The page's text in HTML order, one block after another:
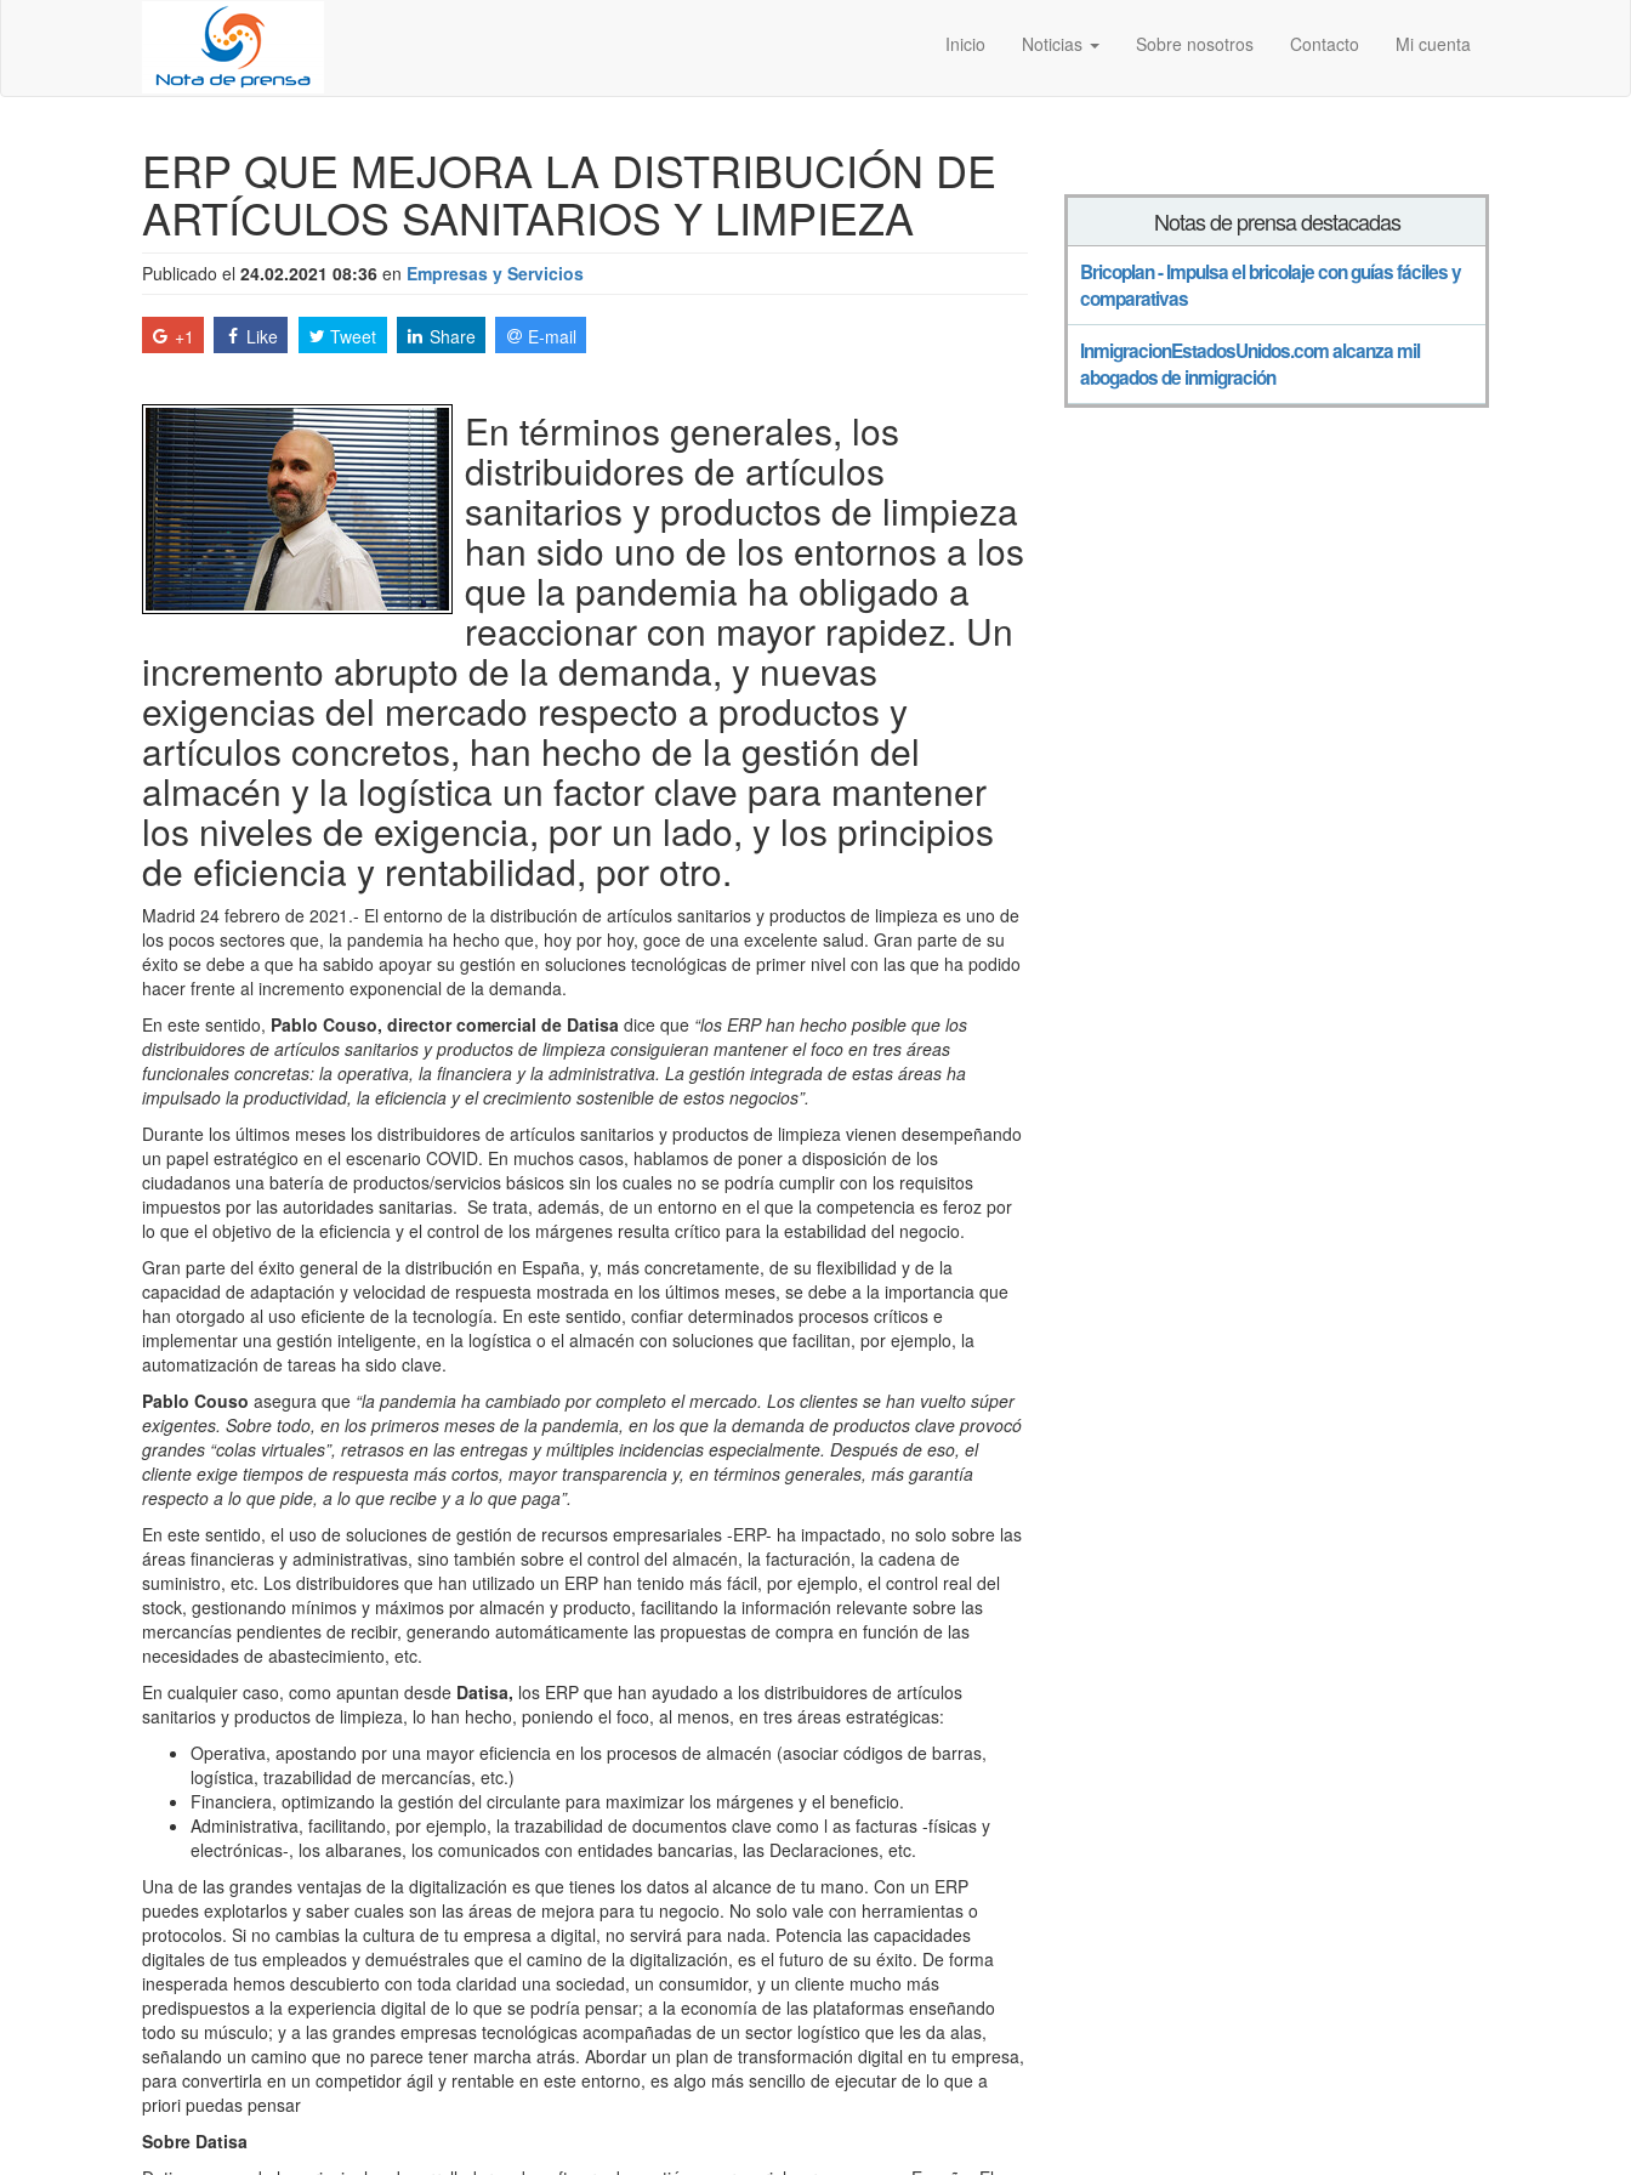
Inicio Noticias Sobre nosotros Contacto Mi cuenta
ERP QUE MEJORA LA DISTRIBUCIÓN DE
ARTÍCULOS SANITARIOS Y LIMPIEZA
Publicado el 24.02.2021 08:36 en Empresas y Servicios
+1 Like Tweet Share E-mail
En términos generales, los
distribuidores de artículos
sanitarios y productos de limpieza
han sido uno de los entornos a los
que la pandemia ha obligado a
reaccionar con mayor rapidez. Un
incremento abrupto de la demanda, y nuevas
exigencias del mercado respecto a productos y
artículos concretos, han hecho de la gestión del
almacén y la logística un factor clave para mantener
los niveles de exigencia, por un lado, y los principios
de eficiencia y rentabilidad, por otro.
Madrid 24 febrero de 2021.- El entorno de la distribución de artículos sanitarios y productos de limpieza es uno de
los pocos sectores que, la pandemia ha hecho que, hoy por hoy, goce de una excelente salud. Gran parte de su
éxito se debe a que ha sabido apoyar su gestión en soluciones tecnológicas de primer nivel con las que ha podido
hacer frente al incremento exponencial de la demanda.
En este sentido, Pablo Couso, director comercial de Datisa dice que “los ERP han hecho posible que los
distribuidores de artículos sanitarios y productos de limpieza consiguieran mantener el foco en tres áreas
funcionales concretas: la operativa, la financiera y la administrativa. La gestión integrada de estas áreas ha
impulsado la productividad, la eficiencia y el crecimiento sostenible de estos negocios”.
Durante los últimos meses los distribuidores de artículos sanitarios y productos de limpieza vienen desempeñando
un papel estratégico en el escenario COVID. En muchos casos, hablamos de poner a disposición de los
ciudadanos una batería de productos/servicios básicos sin los cuales no se podría cumplir con los requisitos
impuestos por las autoridades sanitarias. Se trata, además, de un entorno en el que la competencia es feroz por
lo que el objetivo de la eficiencia y el control de los márgenes resulta crítico para la estabilidad del negocio.
Gran parte del éxito general de la distribución en España, y, más concretamente, de su flexibilidad y de la
capacidad de adaptación y velocidad de respuesta mostrada en los últimos meses, se debe a la importancia que
han otorgado al uso eficiente de la tecnología. En este sentido, confiar determinados procesos críticos e
implementar una gestión inteligente, en la logística o el almacén con soluciones que facilitan, por ejemplo, la
automatización de tareas ha sido clave.
Pablo Couso asegura que “la pandemia ha cambiado por completo el mercado. Los clientes se han vuelto súper
exigentes. Sobre todo, en los primeros meses de la pandemia, en los que la demanda de productos clave provocó
grandes “colas virtuales”, retrasos en las entregas y múltiples incidencias especialmente. Después de eso, el
cliente exige tiempos de respuesta más cortos, mayor transparencia y, en términos generales, más garantía
respecto a lo que pide, a lo que recibe y a lo que paga”.
En este sentido, el uso de soluciones de gestión de recursos empresariales -ERP- ha impactado, no solo sobre las
áreas financieras y administrativas, sino también sobre el control del almacén, la facturación, la cadena de
suministro, etc. Los distribuidores que han utilizado un ERP han tenido más fácil, por ejemplo, el control real del
stock, gestionando mínimos y máximos por almacén y producto, facilitando la información relevante sobre las
mercancías pendientes de recibir, generando automáticamente las propuestas de compra en función de las
necesidades de abastecimiento, etc.
En cualquier caso, como apuntan desde Datisa, los ERP que han ayudado a los distribuidores de artículos
sanitarios y productos de limpieza, lo han hecho, poniendo el foco, al menos, en tres áreas estratégicas:
Operativa, apostando por una mayor eficiencia en los procesos de almacén (asociar códigos de barras,
logística, trazabilidad de mercancías, etc.)
Financiera, optimizando la gestión del circulante para maximizar los márgenes y el beneficio.
Administrativa, facilitando, por ejemplo, la trazabilidad de documentos clave como l as facturas -físicas y
electrónicas-, los albaranes, los comunicados con entidades bancarias, las Declaraciones, etc.
Una de las grandes ventajas de la digitalización es que tienes los datos al alcance de tu mano. Con un ERP
puedes explotarlos y saber cuales son las áreas de mejora para tu negocio. No solo vale con herramientas o
protocolos. Si no cambias la cultura de tu empresa a digital, no servirá para nada. Potencia las capacidades
digitales de tus empleados y demuéstrales que el camino de la digitalización, es el futuro de su éxito. De forma
inesperada hemos descubierto con toda claridad una sociedad, un consumidor, y un cliente mucho más
predispuestos a la experiencia digital de lo que se podría pensar; a la economía de las plataformas enseñando
todo su músculo; y a las grandes empresas tecnológicas acompañadas de un sector logístico que les da alas,
señalando un camino que no parece tener marcha atrás. Abordar un plan de transformación digital en tu empresa,
para convertirla en un competidor ágil y rentable en este entorno, es algo más sencillo de ejecutar de lo que a
priori puedas pensar
Sobre Datisa
Notas de prensa destacadas
Bricoplan - Impulsa el bricolaje con guías fáciles y
comparativas
InmigracionEstadosUnidos.com alcanza mil
abogados de inmigración